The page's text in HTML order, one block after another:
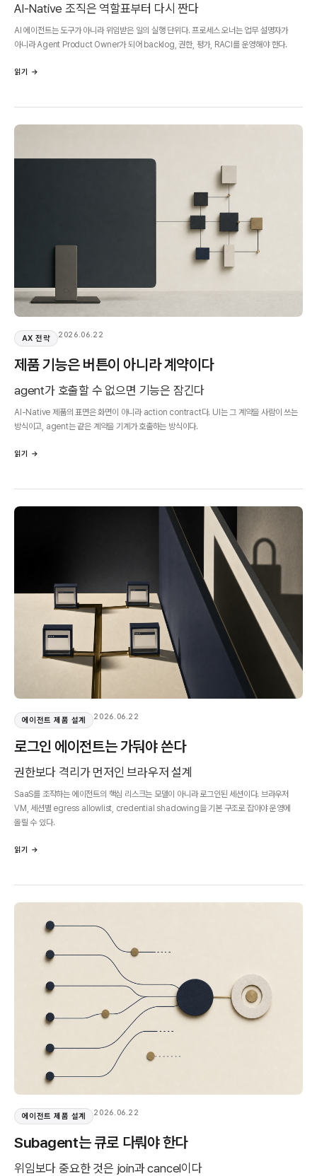
AI-Native 조직은 역할표부터 다시 짠다
AI 에이전트는 도구가 아니라 위임받은 일의 실행 단위다. 프로세스 오너는 업무 설명자가
아니라 Agent Product Owner가 되어 backlog, 권한, 평가, RACI를 운영해야 한다.
읽기 →
AX 전략 2026.06.22
제품 기능은 버튼이 아니라 계약이다
agent가 호출할 수 없으면 기능은 잠긴다
AI-Native 제품의 표면은 화면이 아니라 action contract다. UI는 그 계약을 사람이 쓰는
방식이고, agent는 같은 계약을 기계가 호출하는 방식이다.
읽기 →
에이전트 제품 설계 2026.06.22
로그인 에이전트는 가둬야 쓴다
권한보다 격리가 먼저인 브라우저 설계
SaaS를 조작하는 에이전트의 핵심 리스크는 모델이 아니라 로그인된 세션이다. 브라우저
VM, 세션별 egress allowlist, credential shadowing을 기본 구조로 잡아야 운영에
올릴 수 있다.
읽기 →
에이전트 제품 설계 2026.06.22
Subagent는 큐로 다뤄야 한다
위임보다 중요한 것은 join과 cancel이다